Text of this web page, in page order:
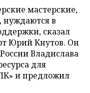
мастерские,
в
сказал
Юрий Кнутов. Он
Владислава
для
и предложил